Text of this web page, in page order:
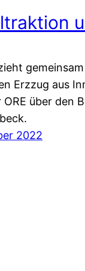
Erzzug aus
ORE über den
2022